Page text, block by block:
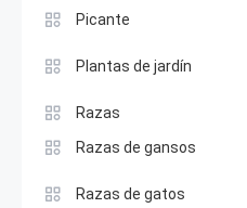
Picante
Plantas de jardín
Razas
Razas de gansos
Razas de gatos